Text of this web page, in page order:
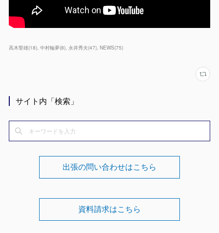
高木聖雄(18) 中村輪夢(8) 永井秀夫(47) NEWS(75)
サイト内「検索」
出張の問い合わせはこちら
資料請求はこちら